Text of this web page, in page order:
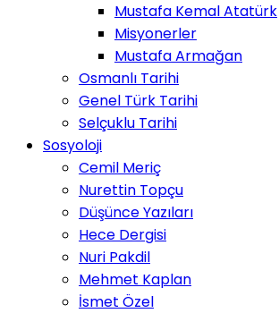
Mustafa Kemal Atatürk
Misyonerler
Mustafa Armağan
Osmanlı Tarihi
Genel Türk Tarihi
Selçuklu Tarihi
Sosyoloji
Cemil Meriç
Nurettin Topçu
Düşünce Yazıları
Hece Dergisi
Nuri Pakdil
Mehmet Kaplan
İsmet Özel